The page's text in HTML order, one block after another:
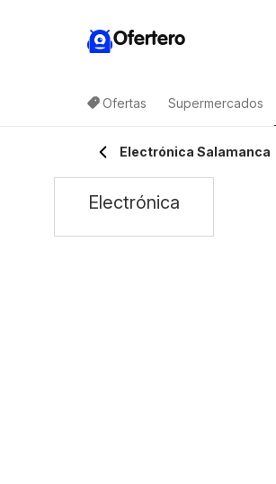
Ofertero
Ofertas Supermercados
Electrónica Salamanca
Electrónica